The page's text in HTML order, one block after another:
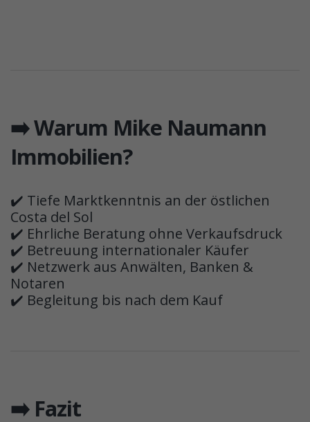
➡️ Warum Mike Naumann
Immobilien?
✔️ Tiefe Marktkenntnis an der östlichen
Costa del Sol
✔️ Ehrliche Beratung ohne Verkaufsdruck
✔️ Betreuung internationaler Käufer
✔️ Netzwerk aus Anwälten, Banken &
Notaren
✔️ Begleitung bis nach dem Kauf
➡️ Fazit